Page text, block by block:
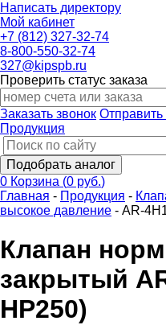
Написать директору
Мой кабинет
+7 (812) 327-32-74
8-800-550-32-74
327@kipspb.ru
Проверить статус заказа
Заказать звонок
Продукция
Подобрать аналог
0 Корзина (0 руб.)
Главная - Продукция -
высокое давление - AR-
Клапан
закрытый
HP250)